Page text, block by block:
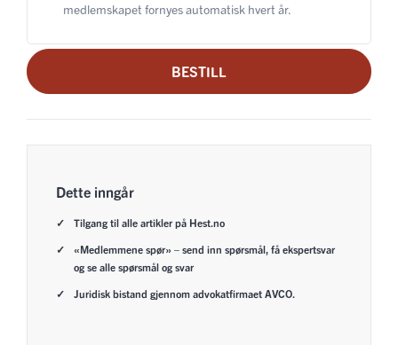
medlemskapet fornyes automatisk hvert år.
BESTILL
Dette inngår
Tilgang til alle artikler på Hest.no
«Medlemmene spør» – send inn spørsmål, få ekspertsvar
og se alle spørsmål og svar
Juridisk bistand gjennom advokatfirmaet AVCO.